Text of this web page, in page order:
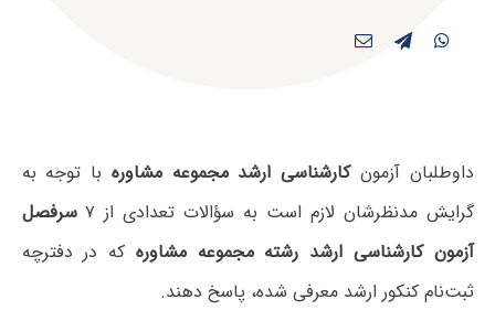
داوطلبان آزمونکارشناسی ارشد مجموعه مشاوره با توجه به
گرایش مدنظرشان لازم است به سؤالات تعدادی از ۷
سرفصل
آزمون کارشناسی ارشد رشته مجموعه مشاوره که در دفترچه‌
ثبت‌نام کنکور ارشد معرفی شده، پاسخ دهند.